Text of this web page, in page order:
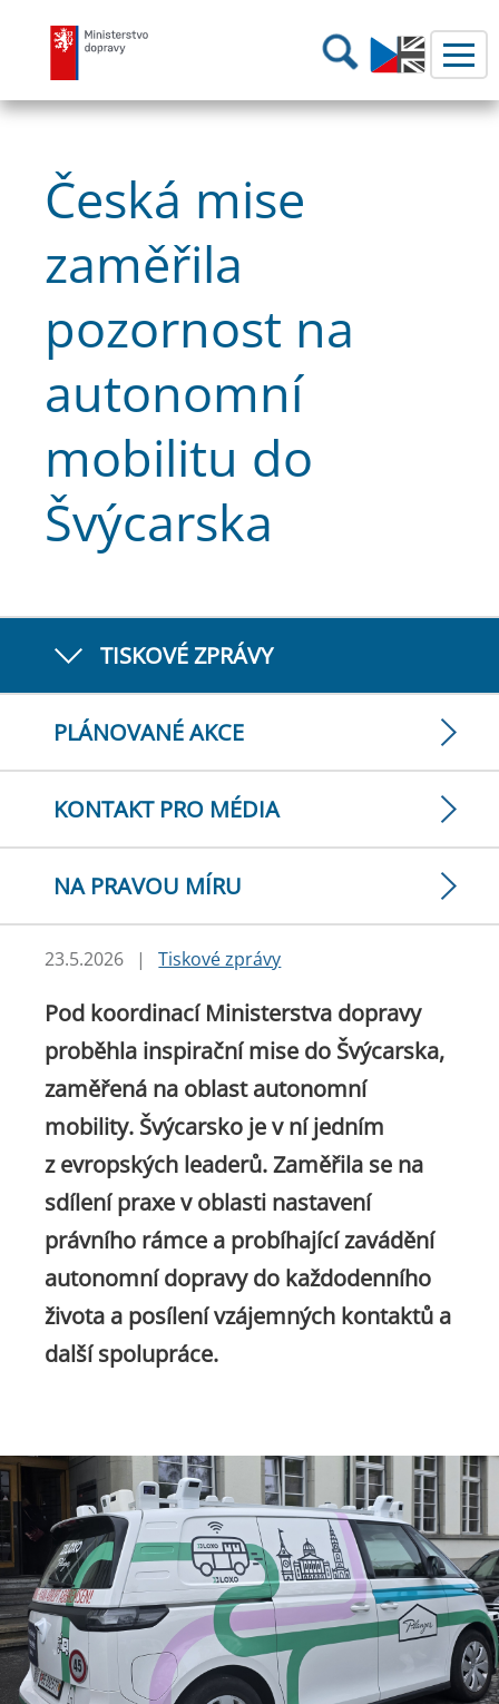
Ministerstvo dopravy Hledání
Česká mise
zaměřila
pozornost na
autonomní
mobilitu do
Švýcarska
TISKOVÉ ZPRÁVY
PLÁNOVANÉ AKCE
KONTAKT PRO MÉDIA
NA PRAVOU MÍRU
23.5.2026 | Tiskové zprávy
Pod koordinací Ministerstva dopravy
proběhla inspirační mise do Švýcarska,
zaměřená na oblast autonomní
mobility. Švýcarsko je v ní jedním
z evropských leaderů. Zaměřila se na
sdílení praxe v oblasti nastavení
právního rámce a probíhající zavádění
autonomní dopravy do každodenního
života a posílení vzájemných kontaktů a
další spolupráce.